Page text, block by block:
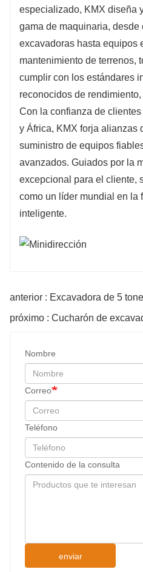
especializado, KMX diseña
gama de maquinaria, desde
excavadoras hasta equipos
mantenimiento de terrenos,
cumplir con los estándares
reconocidos de
Con la confianza de
y África, KMX forja alianzas
suministro de equipos
avanzados. Guiados por la
excepcional para el cliente,
como un líder mundial en la
inteligente.
anterior : Excavadora de 5
próximo : Cucharón de
Nombre
Correo
Teléfono
Contenido de la consulta
enviar